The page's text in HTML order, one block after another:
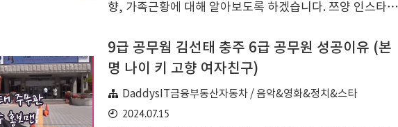
했습니다. 키는 196cm, 몸무게 100kg의 건강한 체력을 ..
향, 가족근황에 대해 알아보도록 하겠습니다. 쯔양 인스타
개와 아프리카 Tv, 인스타와 페이스북 활동을 통해 수익을
벌고 있는 초대형 인플루언서 이기도 합니다. tzuyang 메
쯔양 - 11.5만 구독자쯔양 인스타 - 19.2만 팔로워쯔양 페이
스북 - 8천8백 면 팔로워현재 쯔양 관련 영상으로 인해 2024
9급 공무웜 김선태 충주 6급 공무원 성공이유 (본
명 나이 키 고향 여자친구)
DaddysIT금융부동산자동차 / 음악&영화&정치&스타
2024.07.15